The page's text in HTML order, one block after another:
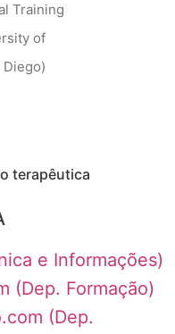
Training
of
terapêutica
e Informações)
(Dep. Formação)
(Dep.